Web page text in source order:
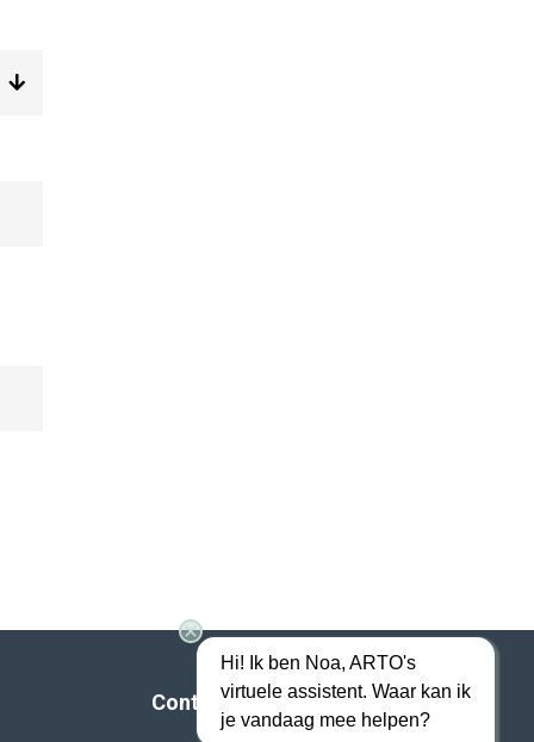
Contact
Hi! Ik ben Noa, ARTO's
virtuele assistent. Waar kan ik
je vandaag mee helpen?